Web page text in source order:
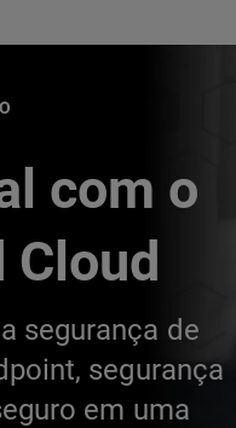
com o
Cloud
segurança de
segurança
em uma